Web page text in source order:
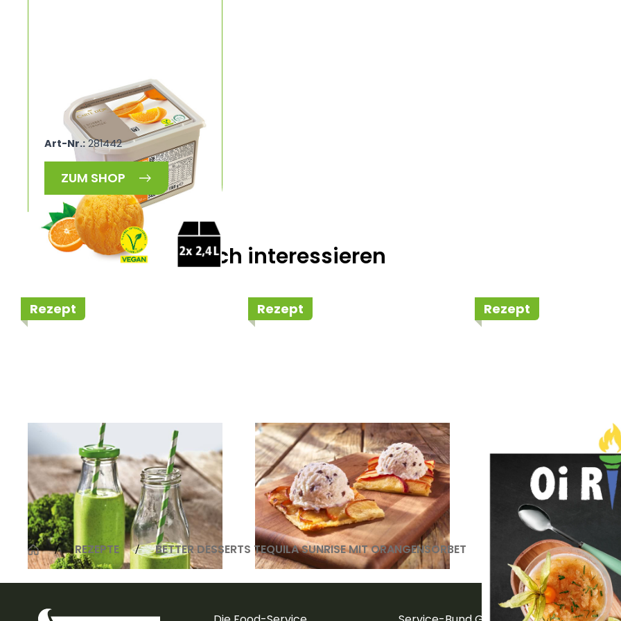
TK Sorbet Orange vegan
CARTE D'OR 59592
Art-Nr.:281442
ZUM SHOP
Das könnte Sie auch interessieren
Rezept
Green Smoothie Coco-
Loco-Kale
Rezept
Eisiger Apfel-
Flammkuchen
Rezept
Caipirinha-
REZEPTE BETTER DESSERTS TEQUILA SUNRISE MIT ORANGENSORBET